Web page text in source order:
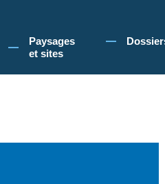
de cookies pour vous
Paysages
et sites